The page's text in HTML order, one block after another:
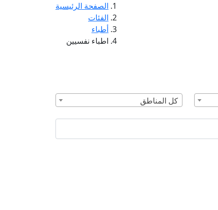
الصفحة الرئيسية
الفئات
أطباء
اطباء نفسيين
كل المناطق